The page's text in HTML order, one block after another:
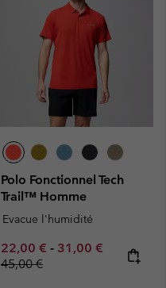
Polo Fonctionnel Tech
Trail™ Homme
Evacue l'humidité
Minimum sale price:
22,00 € - Maximum sale
31,00 € Regular
45,00 €